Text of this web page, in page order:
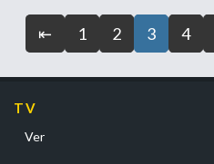
⇤ 1 2 3 4
TV
Ver